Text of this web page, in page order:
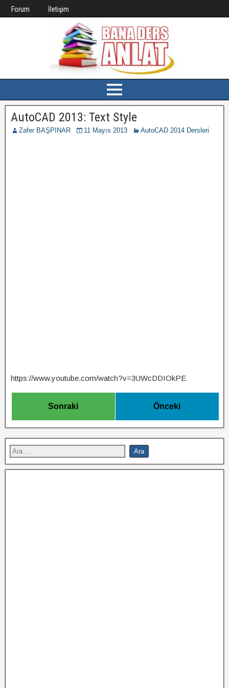
Forum İletişim
AutoCAD 2013: Text Style
Zafer BAŞPINAR 11 Mayıs 2013 AutoCAD 2014 Dersleri
https://www.youtube.com/watch?v=3UWcDDIOkPE
Sonraki Önceki